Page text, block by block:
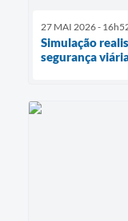
27 MAI 2026 -
Simulação
segurança